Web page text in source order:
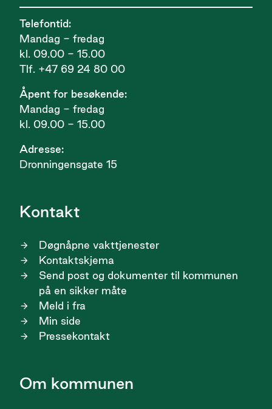
Telefontid:
Mandag - fredag
kl. 09.00 - 15.00
Tlf. +47 69 24 80 00
Åpent for besøkende:
Mandag - fredag
kl. 09.00 - 15.00
Adresse:
Dronningensgate 15
Kontakt
Døgnåpne vakttjenester
Kontaktskjema
Send post og dokumenter til kommunen
på en sikker måte
Meld i fra
Min side
Pressekontakt
Om kommunen